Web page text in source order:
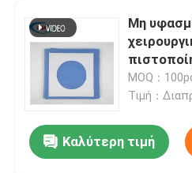
Σπίτι
Προϊόντα
Βίντεο
Μη
MOQ：
Τιμή：
Καλύτερη τιμή